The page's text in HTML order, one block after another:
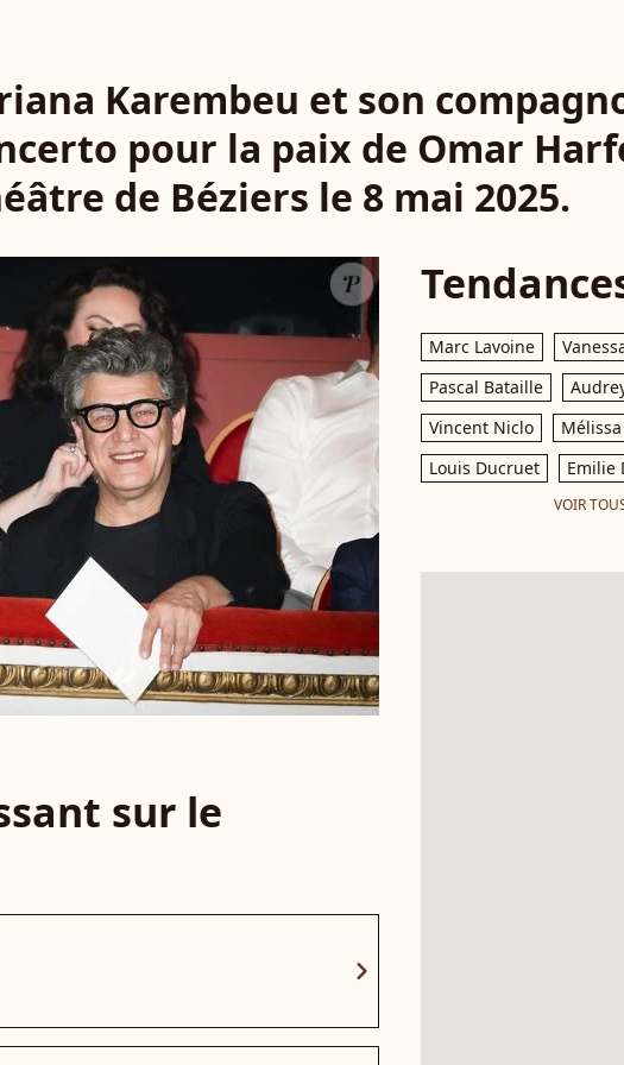
Karembeu et son
pour la paix de Omar
de Béziers le 8 mai 2025.
sur le
chevron_right
Marc Lavoine
Pascal Bataille
Vincent Niclo
Louis Ducruet
Emilie
VOIR